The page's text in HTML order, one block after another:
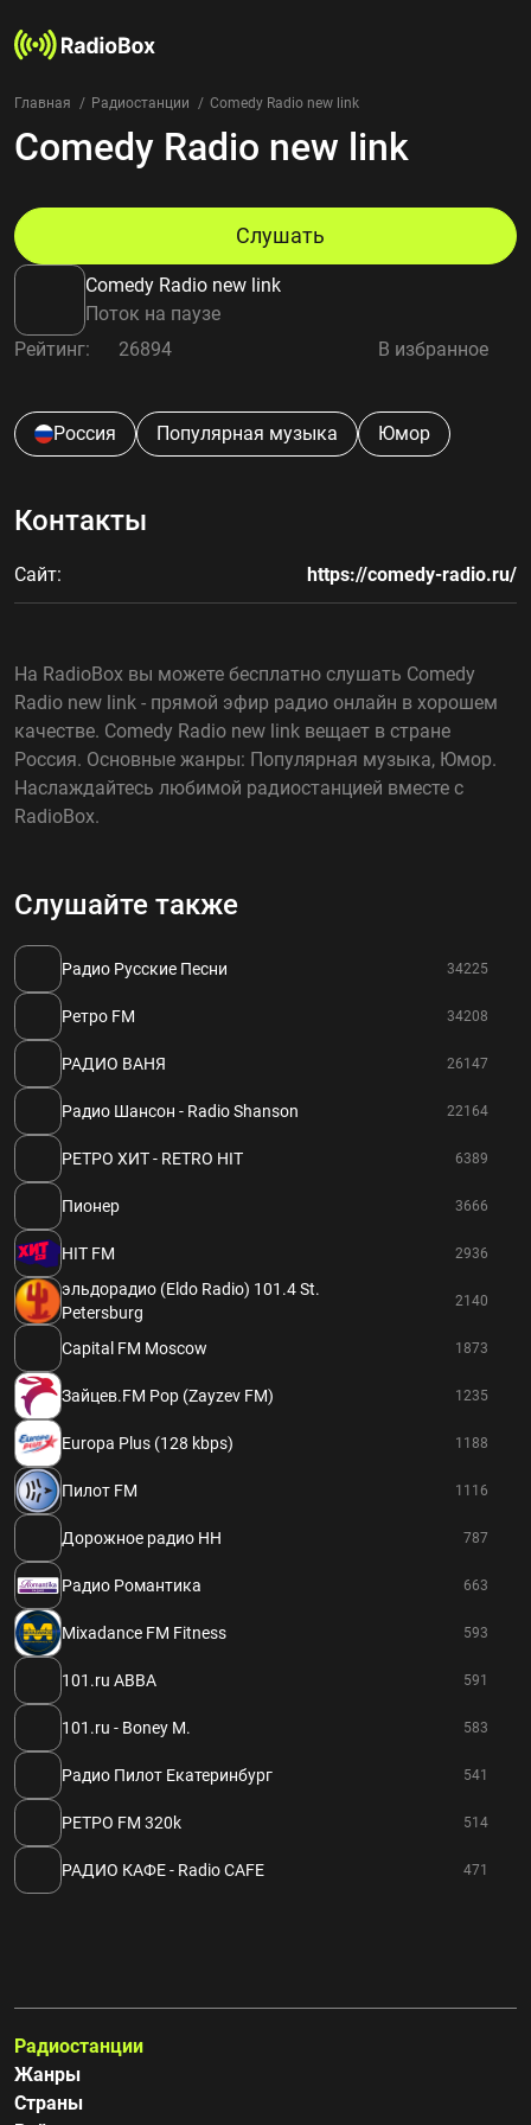
Радиостанции
Страны
Избранное
О нас
Добавить радиостанцию
Конфиденциальность
Главная Радиостанции Comedy Radio new link
Comedy Radio new link
Comedy Radio new link
Поток на паузе
Слушать
Рейтинг: 26894 В избранное
Россия Популярная музыка Юмор
Контакты
Сайт: https://comedy-radio.ru/
На RadioBox вы можете бесплатно слушать Comedy
Radio new link - прямой эфир радио онлайн в хорошем
качестве. Comedy Radio new link вещает в стране
Россия. Основные жанры: Популярная музыка, Юмор.
Наслаждайтесь любимой радиостанцией вместе с
RadioBox.
Слушайте также
Радио Русские Песни 34225
Ретро FM 34208
РАДИО ВАНЯ 26147
Радио Шансон - Radio Shanson 22164
РЕТРО ХИТ - RETRO HIT 6389
Пионер 3666
HIT FM 2936
эльдорадио (Eldo Radio) 101.4 St.
Petersburg
2140
Capital FM Moscow 1873
Зайцев.FM Pop (Zayzev FM) 1235
Europa Plus (128 kbps) 1188
Пилот FM 1116
Дорожное радио НН 787
Радио Романтика 663
Mixadance FM Fitness 593
101.ru ABBA 591
101.ru - Boney M. 583
Радио Пилот Екатеринбург 541
РЕТРО FM 320k 514
РАДИО КАФЕ - Radio CAFE 471
Радиостанции
Жанры
Страны